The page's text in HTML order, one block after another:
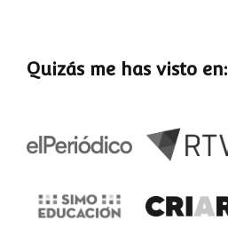
Quizás me has visto en: